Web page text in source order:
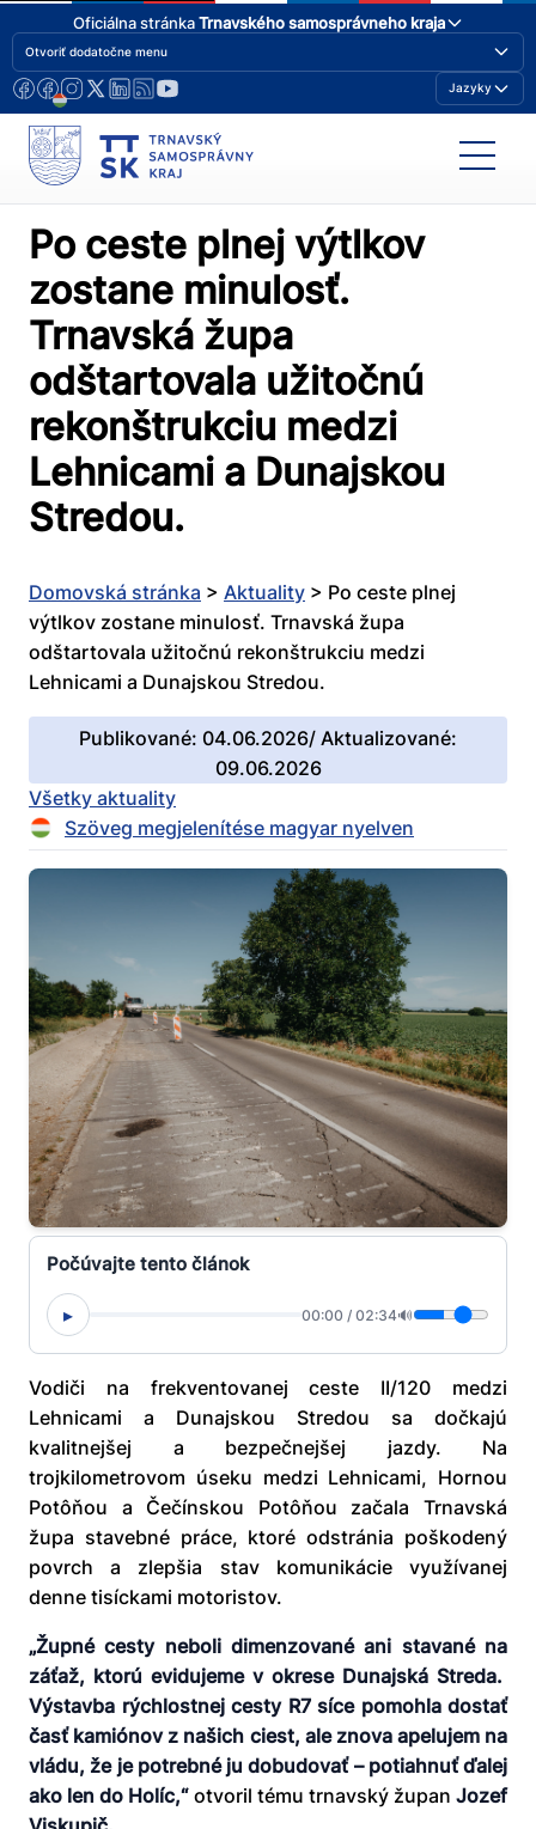
Oficiálna stránkaTrnavského samosprávneho kraja
Otvoriť dodatočne menu
Jazyky
Po ceste plnej výtlkov
zostane minulosť.
Trnavská župa
odštartovala užitočnú
rekonštrukciu medzi
Lehnicami a Dunajskou
Stredou.
Domovská stránka > Aktuality > Po ceste plnej
výtlkov zostane minulosť. Trnavská župa
odštartovala užitočnú rekonštrukciu medzi
Lehnicami a Dunajskou Stredou.
Publikované: 04.06.2026/ Aktualizované:
09.06.2026
Všetky aktuality
Szöveg megjelenítése magyar nyelven
Počúvajte tento článok
▸ 00:00 / 02:34🔊
Vodiči na frekventovanej ceste II/120 medzi
Lehnicami a Dunajskou Stredou sa dočkajú
kvalitnejšej a bezpečnejšej jazdy. Na
trojkilometrovom úseku medzi Lehnicami, Hornou
Potôňou a Čečínskou Potôňou začala Trnavská
župa stavebné práce, ktoré odstránia poškodený
povrch a zlepšia stav komunikácie využívanej
denne tisíckami motoristov.
„Župné cesty neboli dimenzované ani stavané na
záťaž, ktorú evidujeme v okrese Dunajská Streda.
Výstavba rýchlostnej cesty R7 síce pomohla dostať
časť kamiónov z našich ciest, ale znova apelujem na
vládu, že je potrebné ju dobudovať – potiahnuť ďalej
ako len do Holíc,“ otvoril tému trnavský župan Jozef